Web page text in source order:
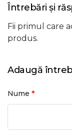
Întrebări și
Fii primul care
produs.
Adaugă
Nume *